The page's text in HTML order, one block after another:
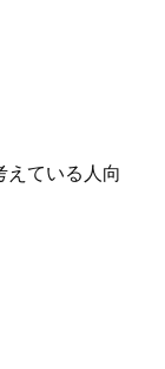
ている人向